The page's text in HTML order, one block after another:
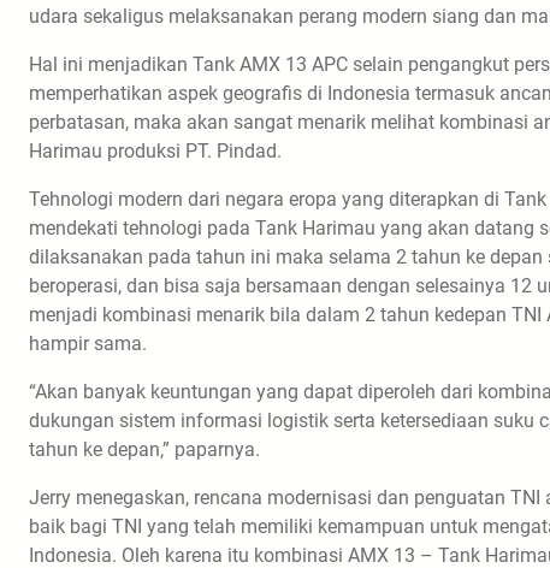
udara sekaligus melaksanakan perang modern siang dan
Hal ini menjadikan Tank AMX 13 APC selain pengangkut
memperhatikan aspek geografis di Indonesia termasuk
perbatasan, maka akan sangat menarik melihat kombinasi
Harimau produksi PT. Pindad.
Tehnologi modern dari negara eropa yang diterapkan di
mendekati tehnologi pada Tank Harimau yang akan datang
dilaksanakan pada tahun ini maka selama 2 tahun ke
beroperasi, dan bisa saja bersamaan dengan selesainya 12
menjadi kombinasi menarik bila dalam 2 tahun kedepan
hampir sama.
“Akan banyak keuntungan yang dapat diperoleh dari
dukungan sistem informasi logistik serta ketersediaan suku
tahun ke depan,” paparnya.
Jerry menegaskan, rencana modernisasi dan penguatan
baik bagi TNI yang telah memiliki kemampuan untuk
Indonesia. Oleh karena itu kombinasi AMX 13 – Tank